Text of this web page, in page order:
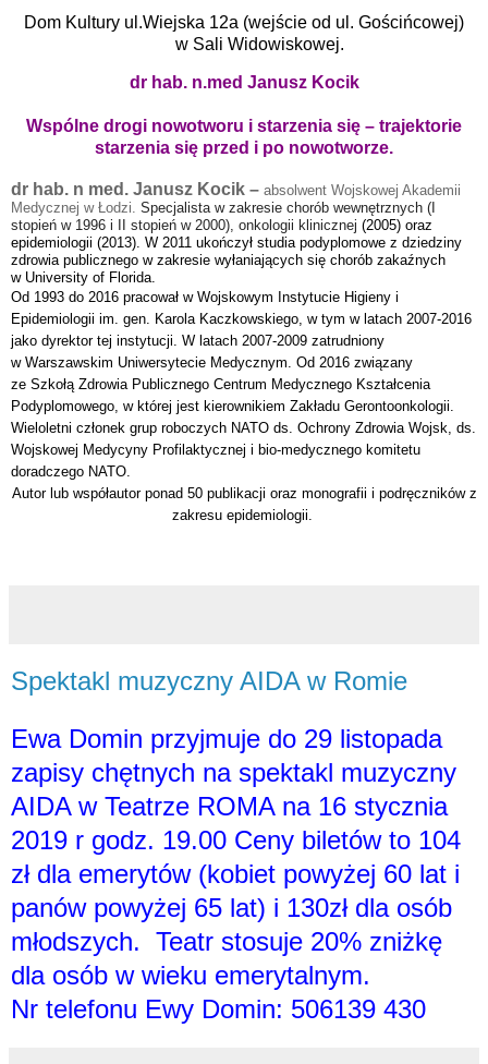
Dom Kultury ul.Wiejska 12a (wejście od ul. Gościńcowej)
w Sali Widowiskowej.
dr hab. n.med Janusz Kocik
Wspólne drogi nowotworu i starzenia się – trajektorie
starzenia się przed i po nowotworze.
dr hab. n med. Janusz Kocik – absolwent Wojskowej Akademii
Medycznej w Łodzi. Specjalista w zakresie chorób wewnętrznych (I
stopień w 1996 i II stopień w 2000), onkologii klinicznej (2005) oraz
epidemiologii (2013). W 2011 ukończył studia podyplomowe z dziedziny
zdrowia publicznego w zakresie wyłaniających się chorób zakaźnych
w University of Florida
Od 1993 do 2016 pracował w Wojskowym Instytucie Higieny i
Epidemiologii im. gen. Karola Kaczkowskiego , w tym w latach 2007-2016
jako dyrektor tej instytucji. W latach 2007-2009 zatrudniony
w Warszawskim Uniwersytecie Medycznym . Od 2016 związany
ze Szkołą Zdrowia Publicznego Centrum Medycznego Kształcenia
Podyplomowego , w której jest kierownikiem Zakładu Gerontoonkologii.
Wieloletni członek grup roboczych NATO ds. Ochrony Zdrowia Wojsk, ds.
Wojskowej Medycyny Profilaktycznej i bio-medycznego komitetu
doradczego NATO.
Autor lub współautor ponad 50 publikacji oraz monografii i podręczników z
zakresu epidemiologii.
Spektakl muzyczny AIDA w Romie
Ewa Domin przyjmuje do 29 listopada
zapisy chętnych na spektakl muzyczny
AIDA w Teatrze ROMA na 16 stycznia
2019 r godz. 19.00 Ceny biletów to 104
zł dla emerytów (kobiet powyżej 60 lat i
panów powyżej 65 lat) i 130zł dla osób
młodszych. Teatr stosuje 20% zniżkę
dla osób w wieku emerytalnym.
Nr telefonu Ewy Domin: 506139 430